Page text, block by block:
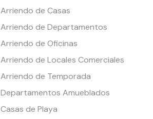
Arriendo de Casas
Arriendo de Departamentos
Arriendo de Oficinas
Arriendo de Locales Comerciales
Arriendo de Temporada
Departamentos Amueblados
Casas de Playa